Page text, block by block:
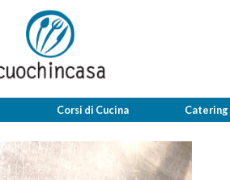
Corsi di Cucina Catering